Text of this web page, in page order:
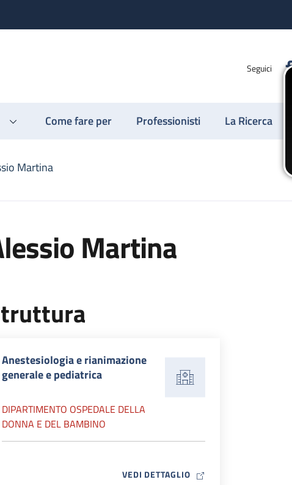
Seguici
Come fare per Professionisti La Ricerca
Martina
Martina
Anestesiologia e rianimazione
generale e pediatrica
DIPARTIMENTO OSPEDALE DELLA
DONNA E DEL BAMBINO
VEDI DETTAGLIOMAP ICON